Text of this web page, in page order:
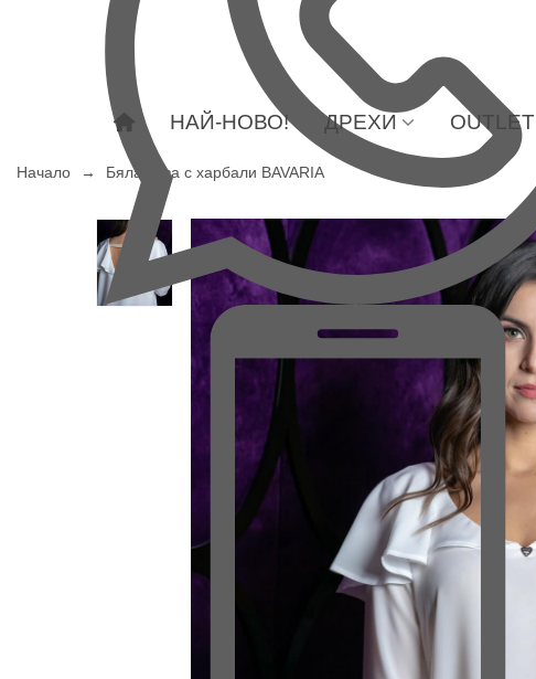
НАЙ-НОВО! ДРЕХИ OUTLET
Начало → Бяла риза с харбали BAVARIA